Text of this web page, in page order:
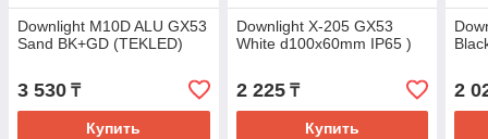
Downlight M10D ALU GX53
Sand BK+GD (TEKLED)
3 530 ₸
Купить
Downlight X-205 GX53
White d100x60mm IP65 )
2 225₸
Купить
2